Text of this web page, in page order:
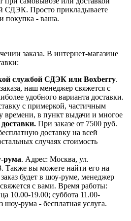
СДЭК. Просто прикладываете
покупка - ваша.
заказа. В интернет-магазине
службой СДЭК или Boxberry.
наш менеджер свяжется с
удобного варианта доставки.
с примеркой, частичным
времени, в пункт выдачи и многое
При заказе от 7500 руб.
доставку на всей
случаях стоимость
рума. Адрес: Москва, ул.
Также вы можете найти его на
будет в шоу-руме, менеджер
с вами. Время работы:
10.00-19.00; суббота 11.00-
шоу-рума - бесплатная услуга.